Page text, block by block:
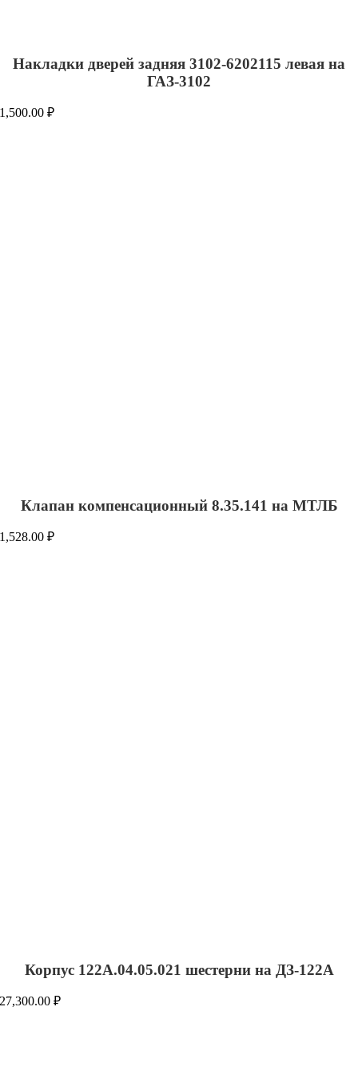
Накладки дверей задняя 3102-6202115 левая на
ГАЗ-3102
1,500.00₽
Клапан компенсационный 8.35.141 на МТЛБ
1,528.00₽
Корпус 122А.04.05.021 шестерни на ДЗ-122А
27,300.00₽